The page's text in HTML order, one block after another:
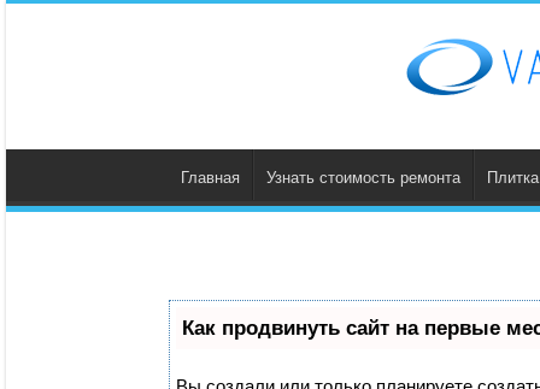
Главная Узнать стоимость ремонта
Как продвинуть сайт на первые